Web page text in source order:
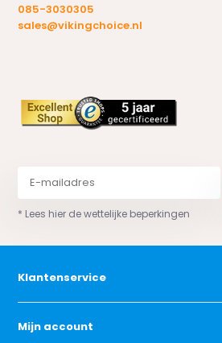
085-3030305
sales@vikingchoice.nl
* Lees hier de wettelijke beperkingen
Klantenservice
Mijn account